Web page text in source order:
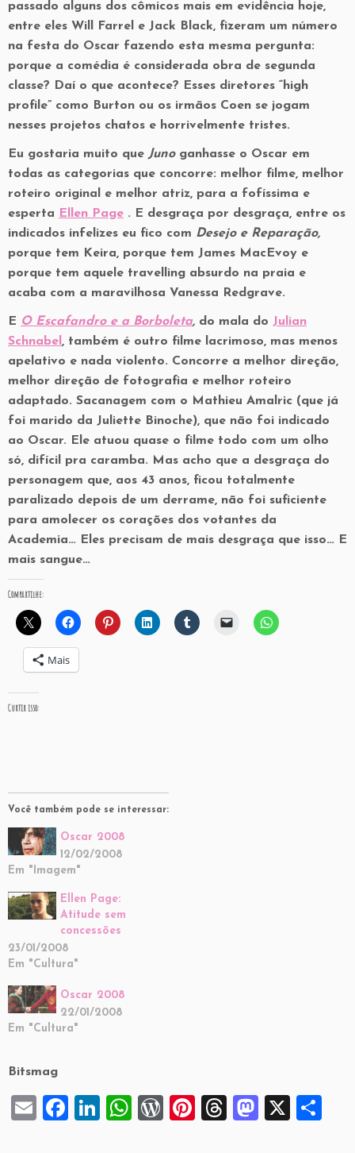
passado alguns dos cômicos mais em evidência hoje,
entre eles Will Farrel e Jack Black, fizeram um número
na festa do Oscar fazendo esta mesma pergunta:
porque a comédia é considerada obra de segunda
classe? Daí o que acontece? Esses diretores “high
profile” como Burton ou os irmãos Coen se jogam
nesses projetos chatos e horrivelmente tristes.
Eu gostaria muito que Junoganhasse o Oscar em
todas as categorias que concorre: melhor filme, melhor
roteiro original e melhor atriz, para a fofíssima e
esperta
Ellen Page . E desgraça por desgraça, entre os
indicados infelizes eu fico com Desejo e Reparação,
porque tem Keira, porque tem James MacEvoy e
porque tem aquele travelling absurdo na praia e
acaba com a maravilhosa Vanessa Redgrave.
E O Escafandro e a Borboleta, do mala do Julian
Schnabel , também é outro filme lacrimoso, mas menos
apelativo e nada violento. Concorre a melhor direção,
melhor direção de fotografia e melhor roteiro
adaptado. Sacanagem com o Mathieu Amalric (que já
foi marido da Juliette Binoche), que não foi indicado
ao Oscar. Ele atuou quase o filme todo com um olho
só, difícil pra caramba. Mas acho que a desgraça do
personagem que, aos 43 anos, ficou totalmente
paralizado depois de um derrame, não foi suficiente
para amolecer os corações dos votantes da
Academia… Eles precisam de mais desgraça que isso… E
mais sangue…
Compartilhe:
Mais
Curtir isso:
Você também pode se interessar:
Oscar 2008
12/02/2008
Em "Imagem"
Ellen Page:
Atitude sem
concessões
23/01/2008
Em "Cultura"
Oscar 2008
22/01/2008
Em "Cultura"
Bitsmag
E
F
Li
W W
Pi
T
M
X